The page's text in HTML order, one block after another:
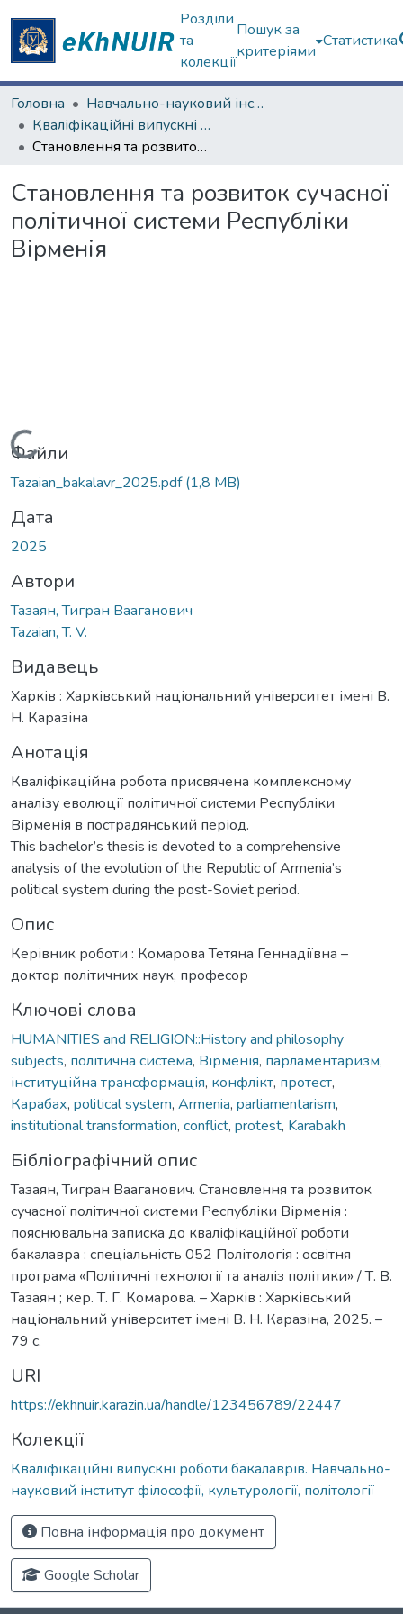
Розділи
та
колекції
Пошук за
критеріями
Статистика
Головна
Навчально-науковий інститут філософії, культурології, політології
Кваліфікаційні випускні роботи бакалаврів. Навчально-науковий інститут філософії, культурології, політології
Становлення та розвиток сучасної політичної системи Республіки Вірменія
Становлення та розвиток сучасної
політичної системи Республіки
Вірменія
Вантажиться...
Файли
Tazaian_bakalavr_2025.pdf(1,8 MB)
Дата
2025
Автори
Тазаян, Тигран Вааганович
Tazaian, T. V.
Видавець
Харків : Харківський національний університет імені В.
Н. Каразіна
Анотація
Кваліфікаційна робота присвячена комплексному
аналізу еволюції політичної системи Республіки
Вірменія в пострадянський період.
This bachelor’s thesis is devoted to a comprehensive
analysis of the evolution of the Republic of Armenia’s
political system during the post-Soviet period.
Опис
Керівник роботи : Комарова Тетяна Геннадіївна –
доктор політичних наук, професор
Ключові слова
HUMANITIES and RELIGION::History and philosophy
subjects, політична система, Вірменія, парламентаризм,
інституційна трансформація, конфлікт, протест,
Карабах, political system, Armenia, parliamentarism,
institutional transformation, conflict, protest, Karabakh
Бібліографічний опис
Тазаян, Тигран Вааганович. Становлення та розвиток
сучасної політичної системи Республіки Вірменія :
пояснювальна записка до кваліфікаційної роботи
бакалавра : спеціальність 052 Політологія : освітня
програма «Політичні технології та аналіз політики» / Т. В.
Тазаян ; кер. Т. Г. Комарова. – Харків : Харківський
національний університет імені В. Н. Каразіна, 2025. –
79 с.
URI
https://ekhnuir.karazin.ua/handle/123456789/22447
Колекції
Кваліфікаційні випускні роботи бакалаврів. Навчально-
науковий інститут філософії, культурології, політології
Повна інформація про документ
Google Scholar